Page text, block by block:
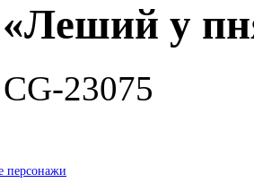
у
23075
персонажи